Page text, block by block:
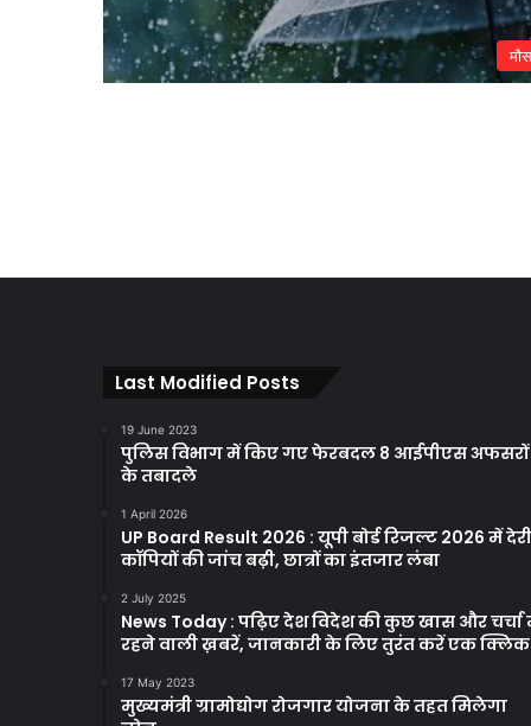
Last Modified Posts
19 June 2023
पुलिस विभाग में किए गए फेरबदल 8 आईपीएस अफसरों
के तबादले
1 April 2026
UP Board Result 2026 : यूपी बोर्ड रिजल्ट 2026 में
कॉपियों की जांच बढ़ी, छात्रों का इंतजार लंबा
2 July 2025
News Today : पढ़िए देश विदेश की कुछ खास और चर्चा
रहने वाली ख़बरें, जानकारी के लिए तुरंत करें एक
17 May 2023
मुख्यमंत्री ग्रामोद्योग रोजगार योजना के तहत मिलेगा